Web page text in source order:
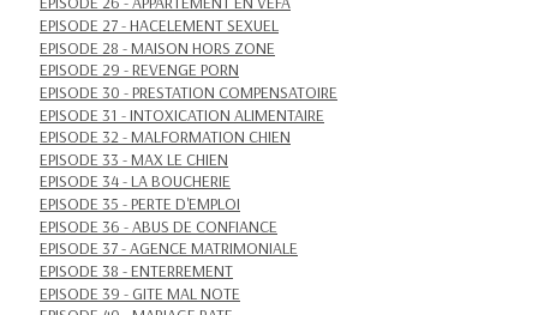
EPISODE 27 - HACELEMENT SEXUEL
EPISODE 28 - MAISON HORS ZONE
EPISODE 29 - REVENGE PORN
EPISODE 30 - PRESTATION COMPENSATOIRE
EPISODE 31 - INTOXICATION ALIMENTAIRE
EPISODE 32 - MALFORMATION CHIEN
EPISODE 33 - MAX LE CHIEN
EPISODE 34 - LA BOUCHERIE
EPISODE 35 - PERTE D'EMPLOI
EPISODE 36 - ABUS DE CONFIANCE
EPISODE 37 - AGENCE MATRIMONIALE
EPISODE 38 - ENTERREMENT
EPISODE 39 - GITE MAL NOTE